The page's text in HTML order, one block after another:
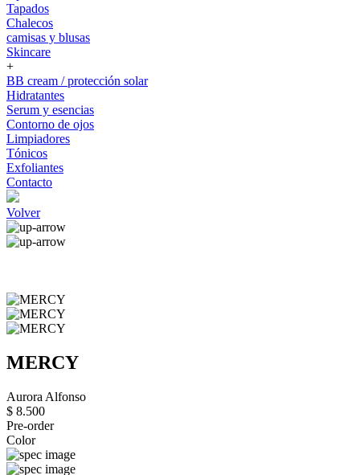
Tapados
Chalecos
camisas y blusas
Skincare
+
BB cream / protección solar
Hidratantes
Serum y esencias
Contorno de ojos
Limpiadores
Tónicos
Exfoliantes
Contacto
Volver
MERCY
Aurora Alfonso
$ 8.500
Pre-order
Color